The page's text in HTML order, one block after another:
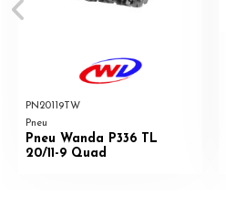
PN20119TW
Pneu
Pneu Wanda P336 TL
20/11-9 Quad